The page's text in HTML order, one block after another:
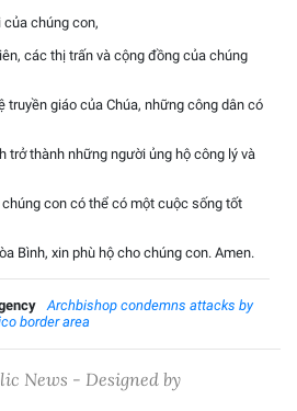
của chúng con,
các thị trấn và cộng đồng của chúng
truyền giáo của Chúa, những công dân có
trở thành những người ủng hộ công lý và
con có thể có một cuộc sống tốt
Bình, xin phù hộ cho chúng con. Amen.
Archbishop condemns attacks by
border area
News - Designed by